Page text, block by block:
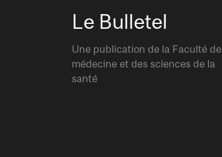
Le Bulletel
Une publication de la Faculté de
médecine et des sciences de la
santé